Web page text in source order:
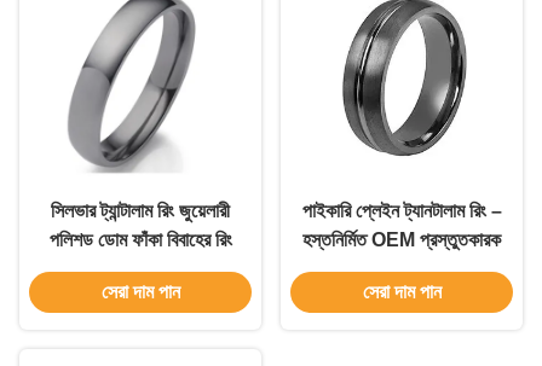
সিলভার ট্যান্টালাম রিং জুয়েলারী
পলিশড ডোম ফাঁকা বিবাহের রিং
সেরা দাম পান
পাইকারি প্লেইন ট্যানটালাম রিং –
হস্তনির্মিত OEM প্রস্তুতকারক
সেরা দাম পান